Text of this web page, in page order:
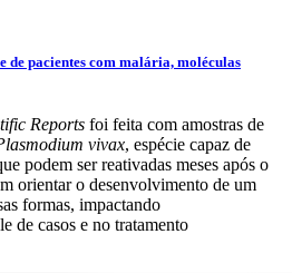
de pacientes com malária, moléculas
Reports foi feita com amostras de
vivax, espécie capaz de
podem ser reativadas meses após o
orientar o desenvolvimento de um
formas, impactando
de casos e no tratamento